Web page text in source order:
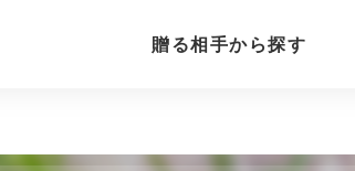
贈る相手から探す